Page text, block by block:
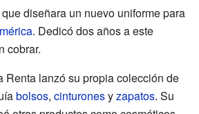
diseñara un nuevo uniforme para
. Dedicó dos años a este
cobrar.
Renta lanzó su propia colección de
bolsos, cinturonesyzapatos. Su